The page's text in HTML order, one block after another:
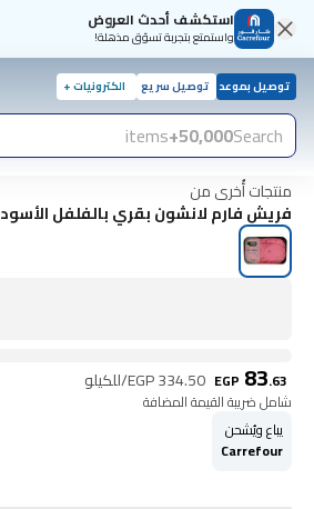
استكشف أحدث العروض
واستمتع بتجربة تسوّق مذهلة!
توصيل بموعد توصيل سريع الكترونيات +
Search
50,000+
items
منتجات أُخرى من
فريش فارم لانشون بقري بالفلفل الأسود
EGP 83.63
EGP334.50 /للكيلو
شامل ضريبة القيمة المضافة
يباع ويُشحن
Carrefour